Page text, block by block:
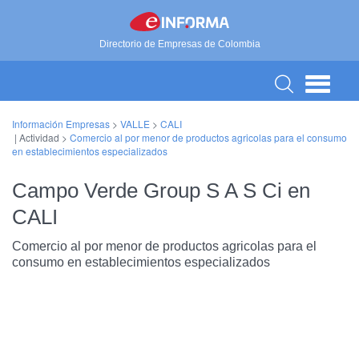
Directorio de Empresas de Colombia
Información Empresas > VALLE > CALI
| Actividad > Comercio al por menor de productos agricolas para el consumo
en establecimientos especializados
Campo Verde Group S A S Ci en
CALI
Comercio al por menor de productos agricolas para el
consumo en establecimientos especializados